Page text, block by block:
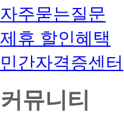
자주묻는질문
제휴 할인혜택
민간자격증센터
커뮤니티